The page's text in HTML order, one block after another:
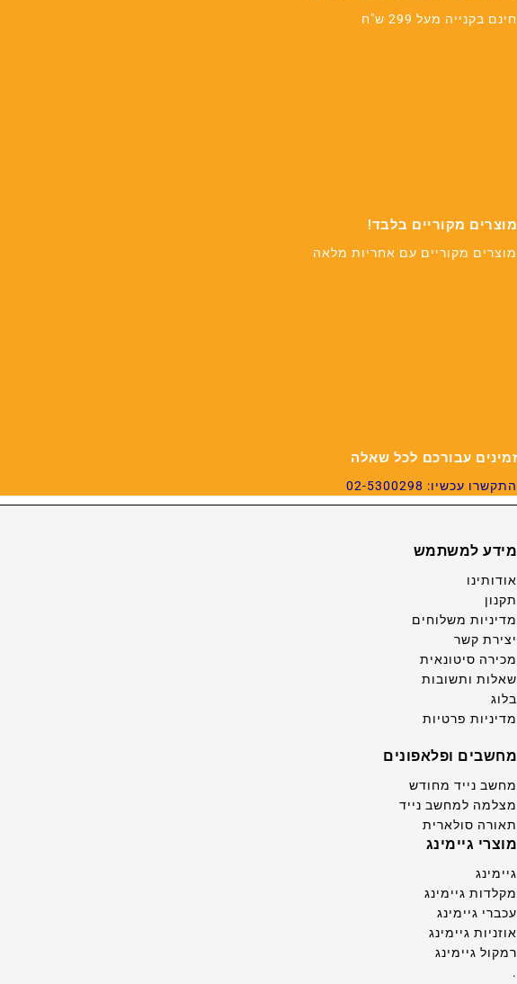
חינם בקנייה מעל 299 ש"ח
מוצרים מקוריים בלבד!
מוצרים מקוריים עם אחריות מלאה
זמינים עבורכם לכל שאלה
התקשרו עכשיו: 02-5300298
מידע למשתמש
אודותינו
תקנון
מדיניות משלוחים
יצירת קשר
מכירה סיטונאית
שאלות ותשובות
בלוג
מדיניות פרטיות
מחשבים ופלאפונים
מחשב נייד מחודש
מצלמה למחשב נייד
תאורה סולארית
מוצרי גיימינג
גיימינג
מקלדות גיימינג
עכברי גיימינג
אוזניות גיימינג
רמקול גיימינג
.